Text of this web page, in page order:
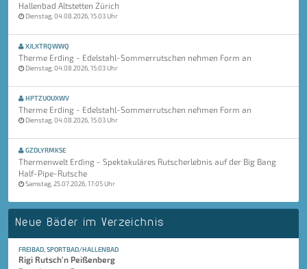
Hallenbad Altstetten Zürich
Dienstag, 04.08.2026, 15:03 Uhr
XJLXTRQWWQ
Therme Erding - Edelstahl-Sommerrutschen nehmen Form an
Dienstag, 04.08.2026, 15:03 Uhr
HPTZUOUXWV
Therme Erding - Edelstahl-Sommerrutschen nehmen Form an
Dienstag, 04.08.2026, 15:03 Uhr
GZDLYRMKSE
Thermenwelt Erding - Spektakuläres Rutscherlebnis auf der Big Bang
Half-Pipe-Rutsche
Samstag, 25.07.2026, 17:05 Uhr
Neue Bäder im Verzeichnis
FREIBAD, SPORTBAD/HALLENBAD
Rigi Rutsch'n Peißenberg